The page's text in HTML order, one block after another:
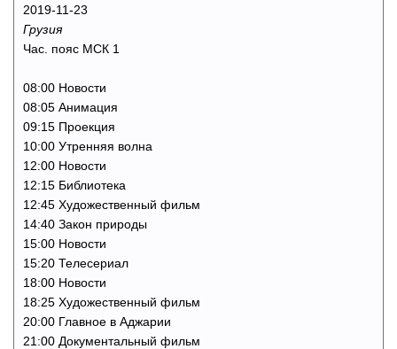
2019-11-23
Грузия
Час. пояс МСК 1
08:00 Новости
08:05 Анимация
09:15 Проекция
10:00 Утренняя волна
12:00 Новости
12:15 Библиотека
12:45 Художественный фильм
14:40 Закон природы
15:00 Новости
15:20 Телесериал
18:00 Новости
18:25 Художественный фильм
20:00 Главное в Аджарии
21:00 Документальный фильм